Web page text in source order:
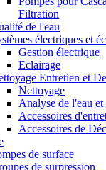
Filtration
de l'eau
électriques et
Gestion électrique
Eclairage
Entretien et
Nettoyage
Analyse de l'eau et
Accessoires
Accessoires de
de surface
de surpression